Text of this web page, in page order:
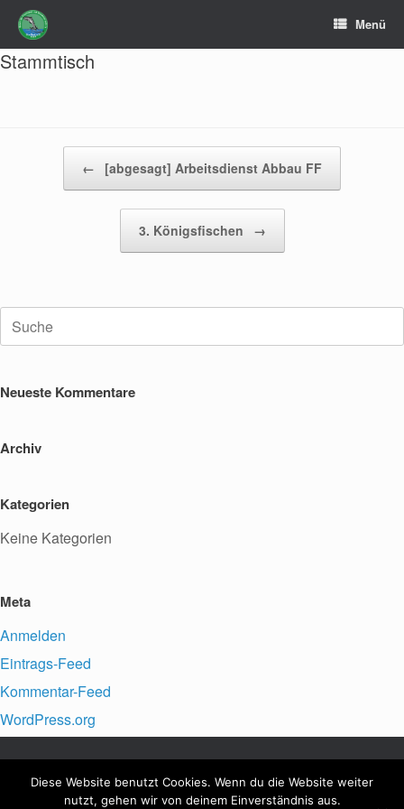
Inhalt
springen
Menü
Stammtisch
← [abgesagt] Arbeitsdienst Abbau FF
3. Königsfischen →
Suche
nach:
Neueste Kommentare
Archiv
Kategorien
Keine Kategorien
Meta
Anmelden
Eintrags-Feed
Kommentar-Feed
WordPress.org
VfFuG Staffort e.V., © 2026 Impressum
Diese Website benutzt Cookies. Wenn du die Website weiter
nutzt, gehen wir von deinem Einverständnis aus.